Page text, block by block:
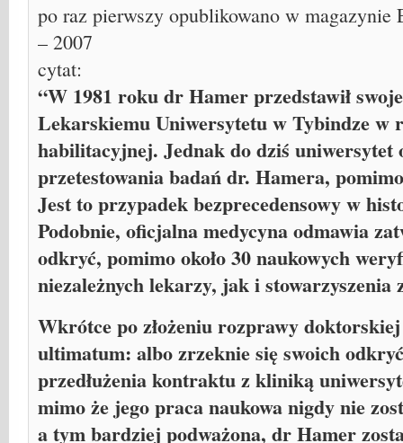
po raz pierwszy opublikowano w
– 2007
cytat:
“W 1981 roku dr Hamer przedstawił
Lekarskiemu Uniwersytetu w Tybindze w
habilitacyjnej. Jednak do dziś uniwersytet
przetestowania badań dr. Hamera,
Jest to przypadek bezprecedensowy w
Podobnie, oficjalna medycyna odmawia
odkryć, pomimo około 30 naukowych
niezależnych lekarzy, jak i stowarzyszenia
Wkrótce po złożeniu rozprawy
ultimatum: albo zrzeknie się swoich
przedłużenia kontraktu z kliniką
mimo że jego praca naukowa nigdy nie
a tym bardziej podważona, dr Hamer